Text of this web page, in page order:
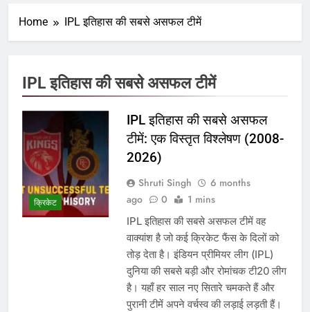
Home IPL इतिहास की सबसे असफल टीमें
IPL इतिहास की सबसे असफल टीमें
क्रिकेट
IPL इतिहास की सबसे असफल
टीमें: एक विस्तृत विश्लेषण (2008-
2026)
Shruti Singh
6 months
ago
0 1 mins
IPL इतिहास की सबसे असफल टीमें वह
वाक्यांश है जो कई क्रिकेट फैंस के दिलों को
तोड़ देता है। इंडियन प्रीमियर लीग (IPL)
दुनिया की सबसे बड़ी और रोमांचक टी20 लीग
है। यहाँ हर साल नए सितारे चमकते हैं और
पुरानी टीमें अपने वर्चस्व की लड़ाई लड़ती हैं।